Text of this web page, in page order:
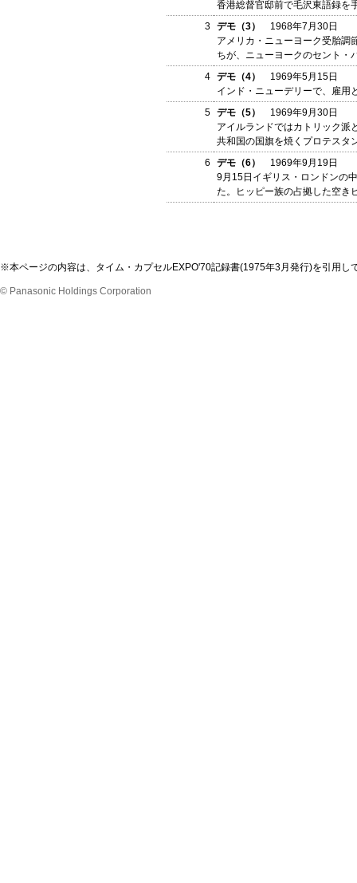
香港総督官邸前で毛沢東語録を
3 デモ（3）
1968年7月30日
アメリカ・ニューヨーク受胎調
ちが、ニューヨークのセント・
4 デモ（4）
1969年5月15日
インド・ニューデリーで、雇用
5 デモ（5）
1969年9月30日
アイルランドではカトリック派
共和国の国旗を焼くプロテスタ
6
デモ（6）
1969年9月19日
9月15日イギリス・ロンドンの
た。ヒッピー族の占拠した空き
※本ページの内容は、タイム・カプセルEXPO'70記録書(1975年3月発行)を引用
© Panasonic Holdings Corporation